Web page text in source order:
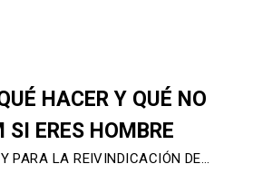
HACER Y QUÉ NO
SI ERES HOMBRE
PARA LA REIVINDICACIÓN DE…